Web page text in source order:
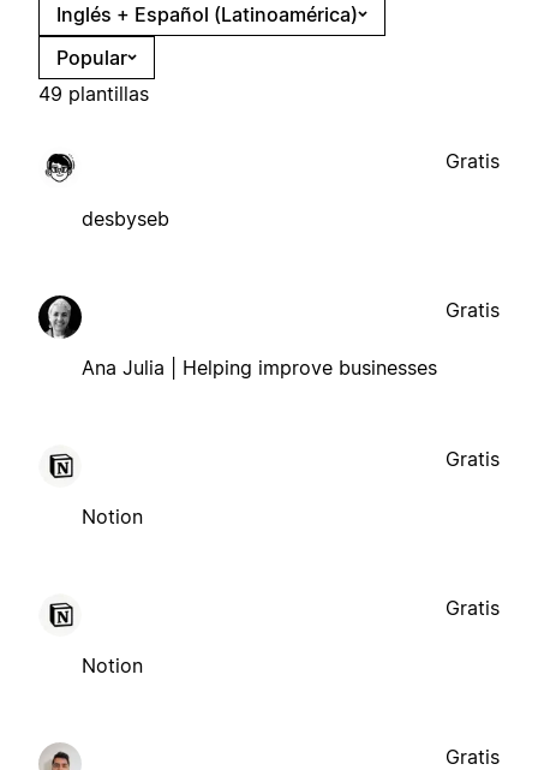
Inglés + Español (Latinoamérica)
Popular
49 plantillas
desbyseb
Gratis
Ana Julia | Helping improve businesses
Gratis
Notion
Gratis
Notion
Gratis
Gratis